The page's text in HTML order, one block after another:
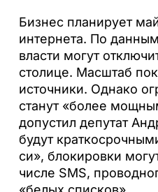
Бизнес планирует
интернета. По
власти могут
столице. Масштаб
источники. Однако
станут «более
допустил депутат
будут
си», блокировки
числе SMS,